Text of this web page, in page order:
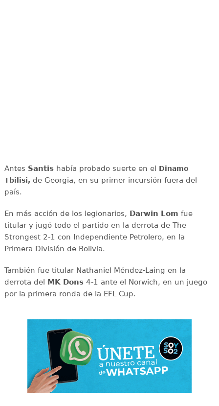
Antes Santishabía probado suerte en el
Dinamo
Tbilisi, de Georgia, en su primer incursión fuera del
país.
En más acción de los legionarios, Darwin Lom fue
titular y jugó todo el partido en la derrota de The
Strongest 2-1 con Independiente Petrolero, en la
Primera División de Bolivia.
También fue titular Nathaniel Méndez-Laing en la
derrota del
MK Dons4-1 ante el Norwich, en un juego
por la primera ronda de la EFL Cup.